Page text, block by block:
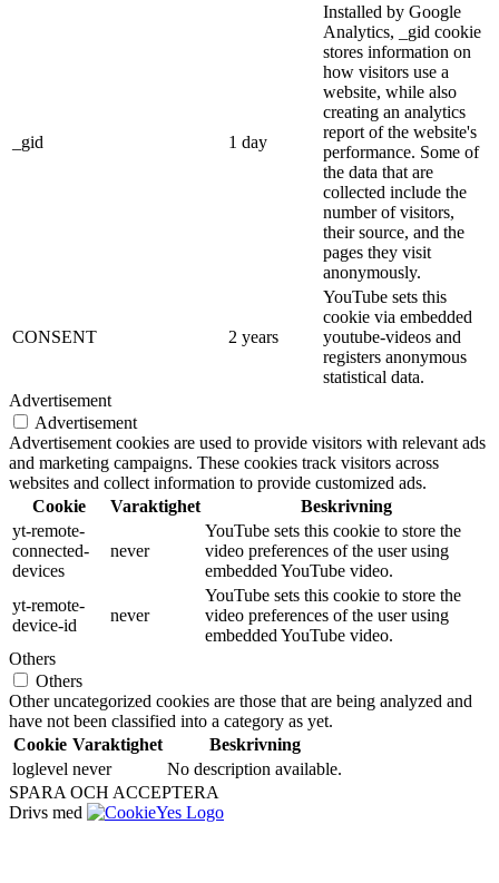
_gid 1 day
Installed by Google
Analytics, _gid cookie
stores information on
how visitors use a
website, while also
creating an analytics
report of the website's
performance. Some of
the data that are
collected include the
number of visitors,
their source, and the
pages they visit
anonymously.
CONSENT 2 years
YouTube sets this
cookie via embedded
youtube-videos and
registers anonymous
statistical data.
Advertisement
Advertisement
Advertisement cookies are used to provide visitors with relevant ads
and marketing campaigns. These cookies track visitors across
websites and collect information to provide customized ads.
Cookie
Varaktighet
Beskrivning
yt-remote-
connected-
devices
never
YouTube sets this cookie to store the
video preferences of the user using
embedded YouTube video.
yt-remote-
device-id
never
YouTube sets this cookie to store the
video preferences of the user using
embedded YouTube video.
Others
Others
Other uncategorized cookies are those that are being analyzed and
have not been classified into a category as yet.
Cookie Varaktighet
Beskrivning
loglevel never
No description available.
SPARA OCH ACCEPTERA
Drivs med